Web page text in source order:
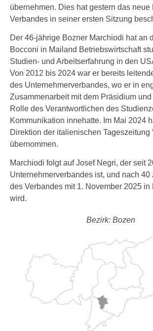
übernehmen. Dies hat gestern das neue
Verbandes in seiner ersten Sitzung
Der 46-jährige Bozner Marchiodi hat an
Bocconi in Mailand Betriebswirtschaft
Studien- und Arbeitserfahrung in den
Von 2012 bis 2024 war er bereits
des Unternehmerverbandes, wo er in
Zusammenarbeit mit dem Präsidium
Rolle des Verantwortlichen des
Kommunikation innehatte. Im Mai 2024
Direktion der italienischen Tageszeitung
übernommen.
Marchiodi folgt auf Josef Negri, der seit
Unternehmerverbandes ist, und nach 40
des Verbandes mit 1. November 2025 in
wird.
Bezirk: Bozen